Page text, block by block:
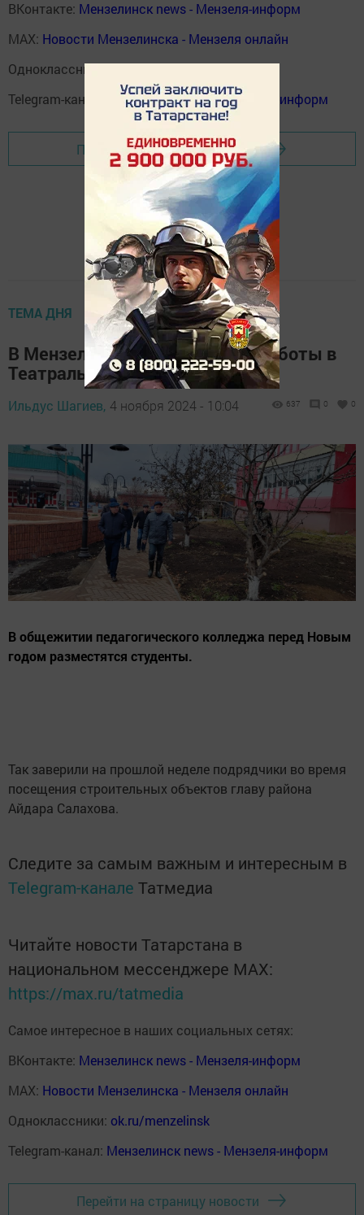
ВКонтакте: Мензелинск news - Мензеля-информ
MAX: Новости Мензелинска - Мензеля онлайн
Одноклассники:ok.ru/menzelinsk
Telegram-канал:
Мензелинск news - Мензеля-информ
Перейти на страницу новости
ТЕМА ДНЯ
В Мензелинске завершаются работы в
Театральном сквере
Ильдус Шагиев, 4 ноября 2024 - 10:04 637 0 0
В общежитии педагогического колледжа перед Новым
годом разместятся студенты.
Так заверили на прошлой неделе подрядчики во время
посещения строительных объектов главу района
Айдара Салахова.
Следите за самым важным и интересным в
Telegram-канале Татмедиа
Читайте новости Татарстана в
национальном мессенджере MАХ:
https://max.ru/tatmedia
Самое интересное в наших социальных сетях:
ВКонтакте: Мензелинск news - Мензеля-информ
MAX: Новости Мензелинска - Мензеля онлайн
Одноклассники: ok.ru/menzelinsk
Telegram-канал: Мензелинск news - Мензеля-информ
Перейти на страницу новости